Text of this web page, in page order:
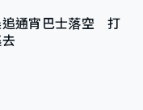
追通宵巴士落空 打